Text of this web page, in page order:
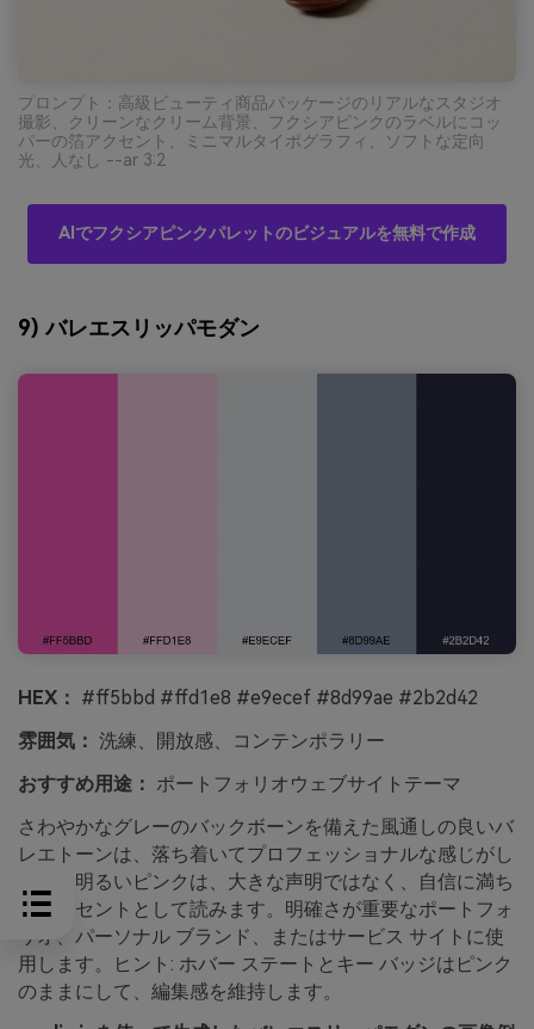
プロンプト：高級ビューティ商品パッケージのリアルなスタジオ
撮影、クリーンなクリーム背景、フクシアピンクのラベルにコッ
パーの箔アクセント、ミニマルタイポグラフィ、ソフトな定向
光、人なし --ar 3:2
AIでフクシアピンクパレットのビジュアルを無料で作成
9) バレエスリッパモダン
HEX： #ff5bbd #ffd1e8 #e9ecef #8d99ae #2b2d42
雰囲気： 洗練、開放感、コンテンポラリー
おすすめ用途： ポートフォリオウェブサイトテーマ
さわやかなグレーのバックボーンを備えた風通しの良いバ
レエトーンは、落ち着いてプロフェッショナルな感じがし
ます。明るいピンクは、大きな声明ではなく、自信に満ち
たアクセントとして読みます。明確さが重要なポートフォ
リオ、パーソナル ブランド、またはサービス サイトに使
用します。ヒント: ホバー ステートとキー バッジはピンク
のままにして、編集感を維持します。